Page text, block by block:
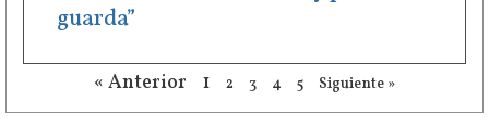
guarda”
« Anterior 1 2 3 4 5 Siguiente »